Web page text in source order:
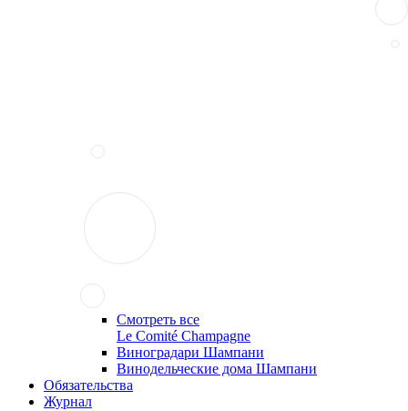
Смотреть все
Le Comité Champagne
Виноградари Шампани
Винодельческие дома Шампани
Обязательства
Журнал